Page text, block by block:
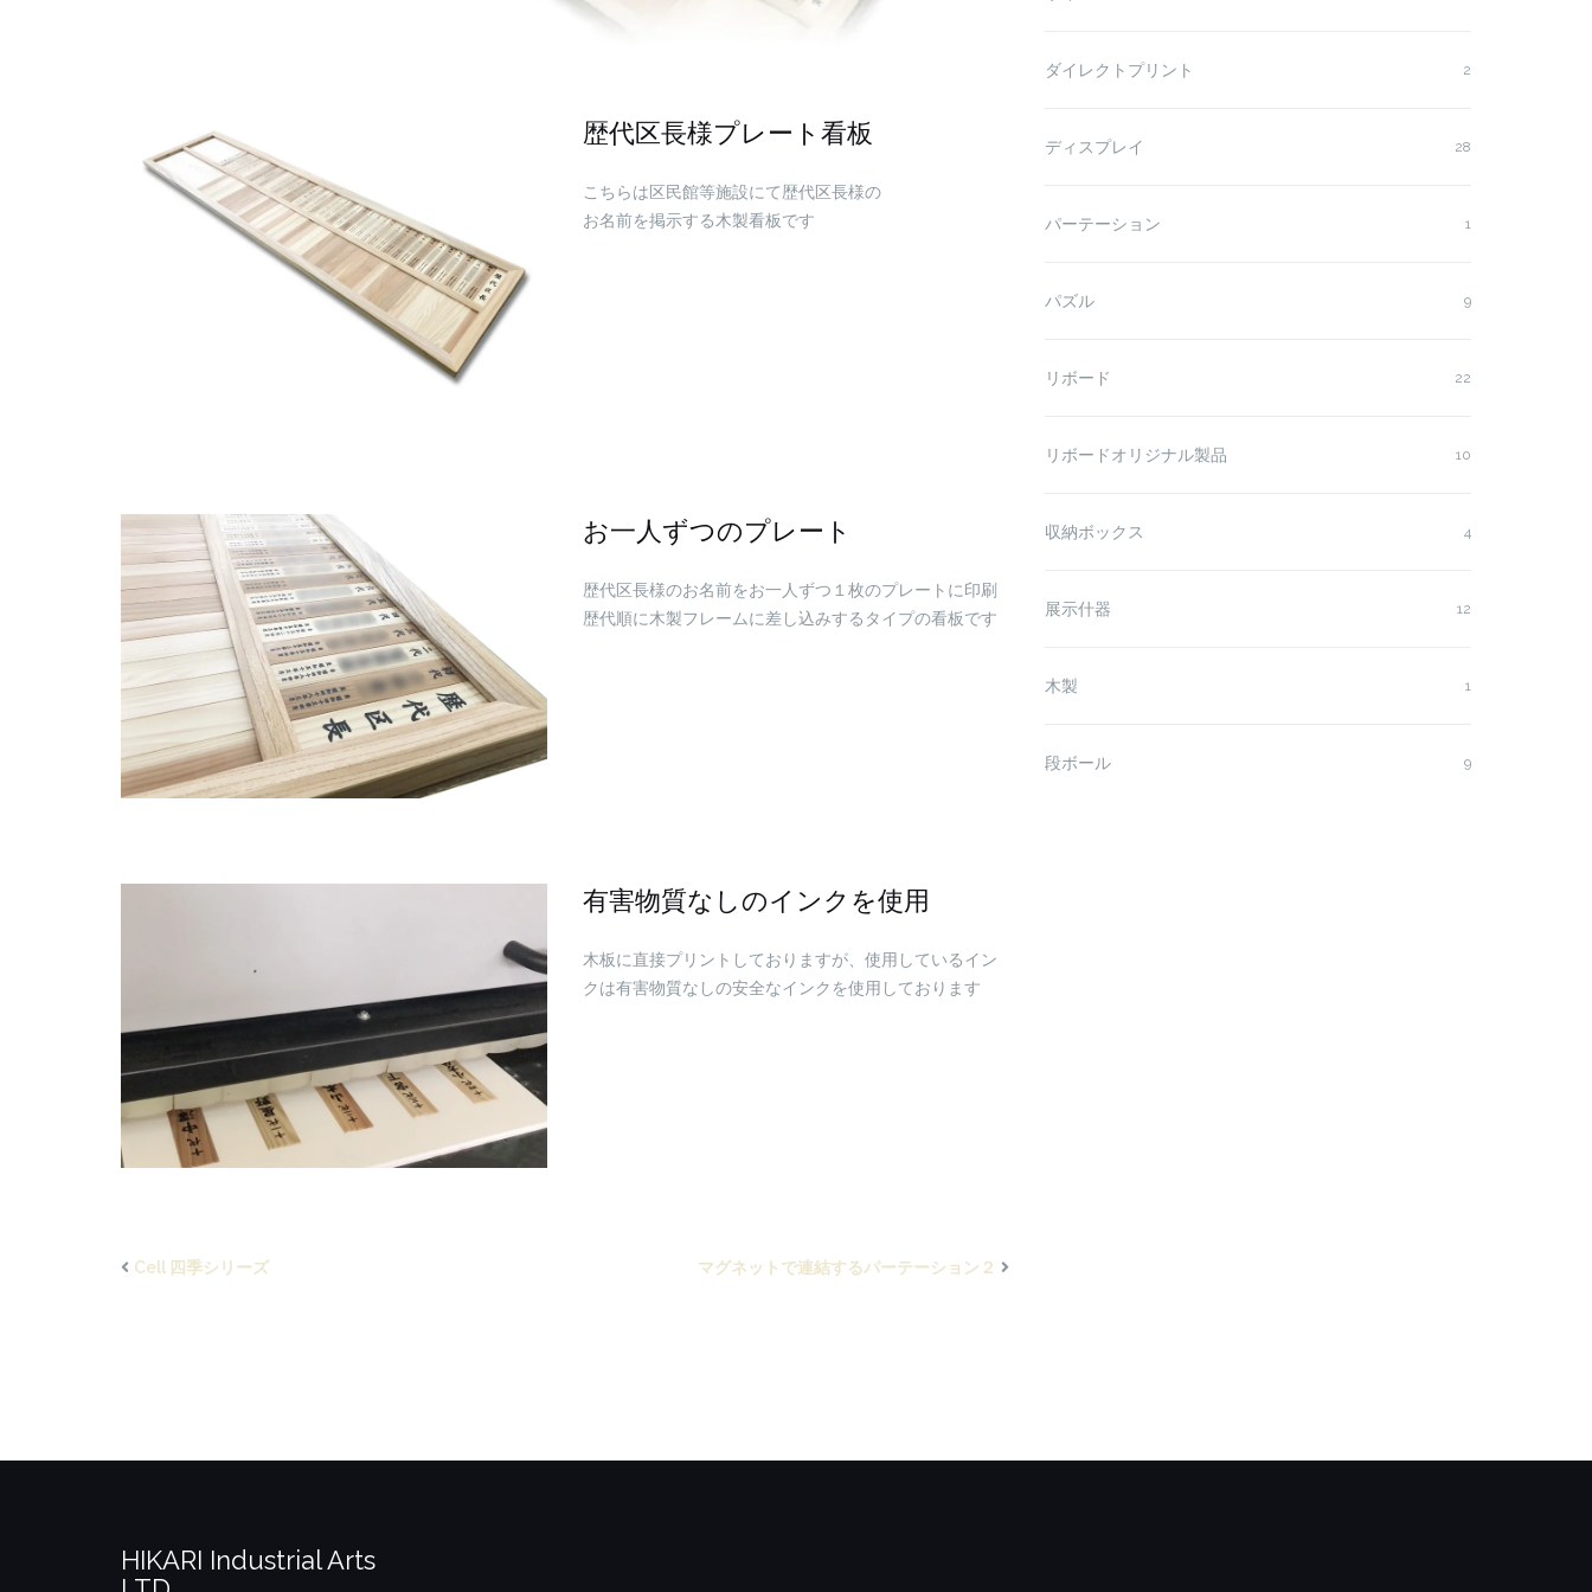
歴代区長様プレート看板
こちらは区民館等施設にて歴代区長様の
お名前を掲示する木製看板です
お一人ずつのプレート
歴代区長様のお名前をお一人ずつ１枚のプレートに印刷
歴代順に木製フレームに差し込みするタイプの看板です
有害物質なしのインクを使用
木板に直接プリントしておりますが、使用しているイン
クは有害物質なしの安全なインクを使用しております
Cell 四季シリーズ マグネットで連結するパーテーション２
ダイレクトプリント 2
ディスプレイ 28
パーテーション 1
パズル 9
リボード 22
リボードオリジナル製品 10
収納ボックス 4
展示什器 12
木製 1
段ボール 9
HIKARI Industrial Arts